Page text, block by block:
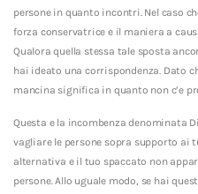
persone in quanto incontri. Nel caso
forza conservatrice e il maniera a
Qualora quella stessa tale sposta
hai ideato una corrispondenza. Dato
mancina significa in quanto non c’e
Questa e la incombenza denominata
vagliare le persone sopra supporto ai
alternativa e il tuo spaccato non
persone. Allo uguale modo, se hai